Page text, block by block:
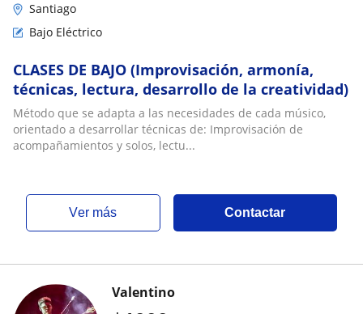
Santiago
Bajo Eléctrico
CLASES DE BAJO (Improvisación, armonía,
técnicas, lectura, desarrollo de la creatividad)
Método que se adapta a las necesidades de cada músico,
orientado a desarrollar técnicas de: Improvisación de
acompañamientos y solos, lectu...
ver más Contactar
Valentino